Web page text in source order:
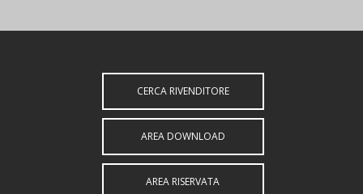
CERCA RIVENDITORE
AREA DOWNLOAD
AREA RISERVATA